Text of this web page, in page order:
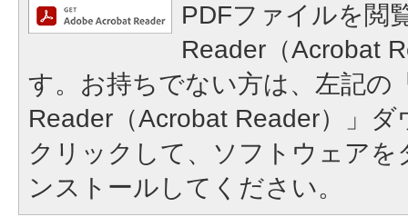
PDFファイルを閲
Reader（Acrobat
す。お持ちでない方は、左記の
Reader（Acrobat Reader）」
クリックして、ソフトウェア
ンストールしてください。